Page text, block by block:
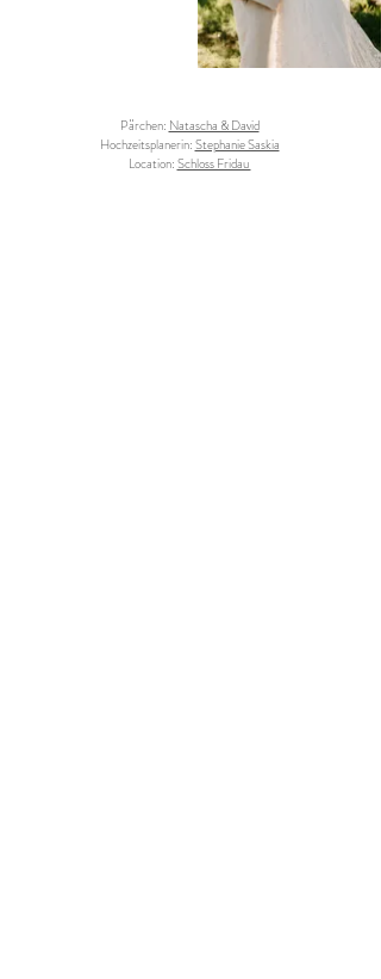
Pärchen: Natascha & David
Hochzeitsplanerin:Stephanie Saskia
Location:Schloss Fridau